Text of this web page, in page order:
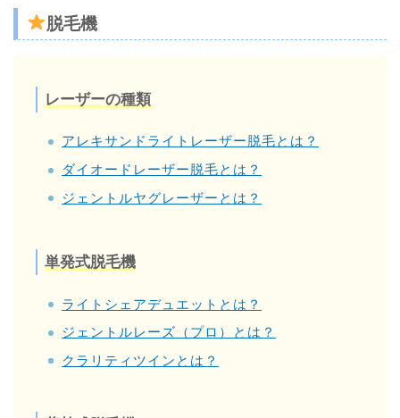
脱毛機
レーザーの種類
アレキサンドライトレーザー脱毛とは？
ダイオードレーザー脱毛とは？
ジェントルヤグレーザーとは？
単発式脱毛機
ライトシェアデュエットとは？
ジェントルレーズ（プロ）とは？
クラリティツインとは？